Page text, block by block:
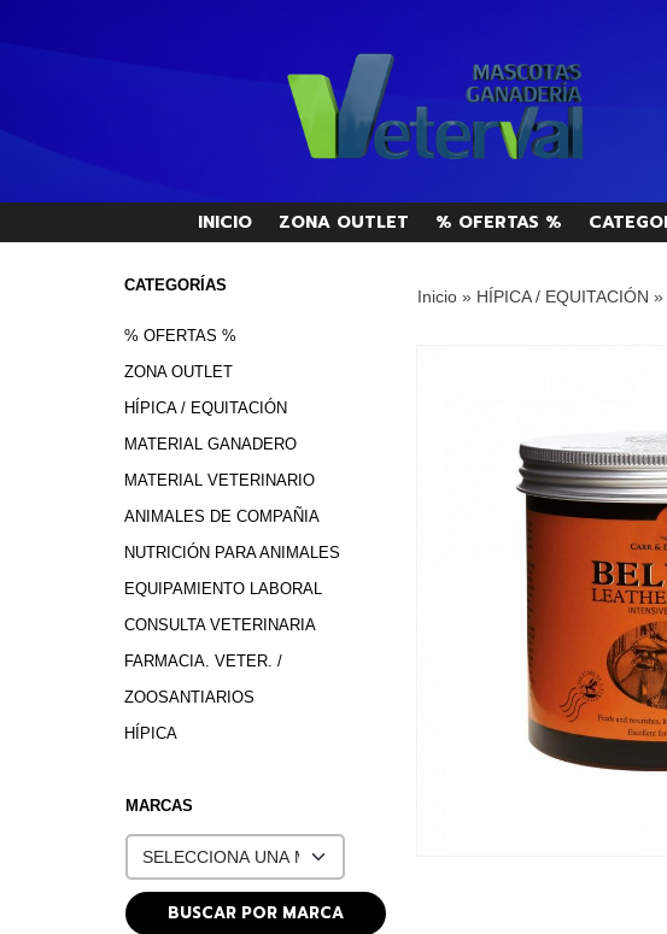
INICIO ZONA OUTLET % OFERTAS %
CATEGORÍAS
% OFERTAS %
ZONA OUTLET
HÍPICA / EQUITACIÓN
MATERIAL GANADERO
MATERIAL VETERINARIO
ANIMALES DE COMPAÑIA
NUTRICIÓN PARA ANIMALES
EQUIPAMIENTO LABORAL
CONSULTA VETERINARIA
FARMACIA. VETER. /
ZOOSANTIARIOS
HÍPICA
MARCAS
Inicio» HÍPICA / EQUITACIÓN »